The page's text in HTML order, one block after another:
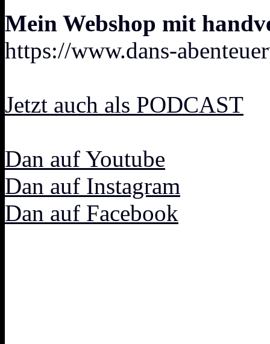
Mein Webshop mit
https://www.dans-
Jetzt auch als PODCAST
Dan auf Youtube
Dan auf Instagram
Dan auf Facebook